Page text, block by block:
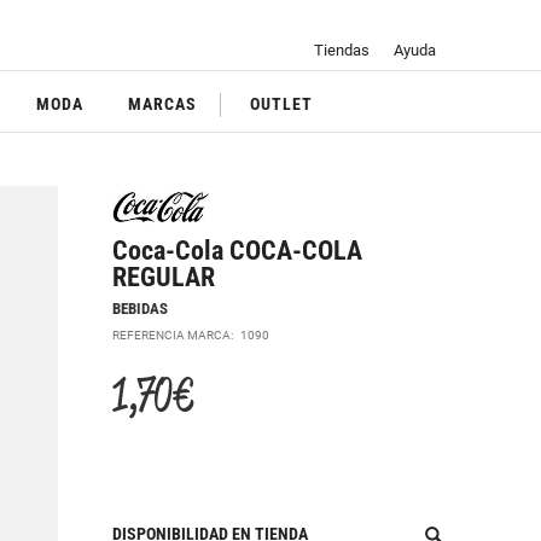
Tiendas Ayuda
MODA MARCAS OUTLET
Coca-Cola COCA-COLA
REGULAR
BEBIDAS
REFERENCIA MARCA: 1090
1,70 €
DISPONIBILIDAD EN TIENDA